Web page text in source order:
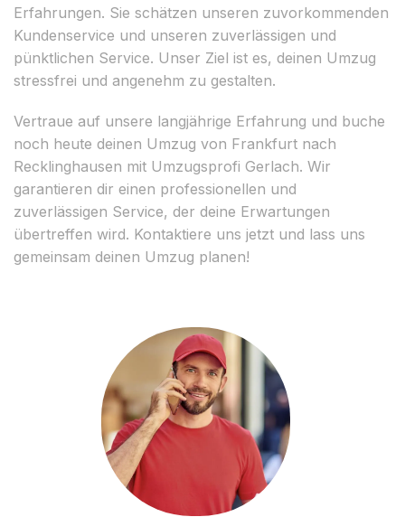
Erfahrungen. Sie schätzen unseren zuvorkommenden
Kundenservice und unseren zuverlässigen und
pünktlichen Service. Unser Ziel ist es, deinen Umzug
stressfrei und angenehm zu gestalten.
Vertraue auf unsere langjährige Erfahrung und buche
noch heute deinen Umzug von Frankfurt nach
Recklinghausen mit Umzugsprofi Gerlach. Wir
garantieren dir einen professionellen und
zuverlässigen Service, der deine Erwartungen
übertreffen wird. Kontaktiere uns jetzt und lass uns
gemeinsam deinen Umzug planen!